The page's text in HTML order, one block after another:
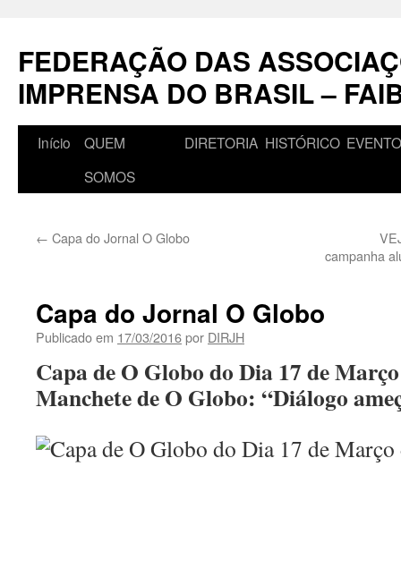
conteúdo
FEDERAÇÃO DAS
IMPRENSA DO BRASIL –
Início
QUEM
SOMOS
DIRETORIA HISTÓRICO
← Capa do Jornal O Globo
campanha
Capa do Jornal O Globo
Publicado em 17/03/2016por DIRJH
Capa de O Globo do Dia 17 de
Manchete de O Globo: “Diálogo